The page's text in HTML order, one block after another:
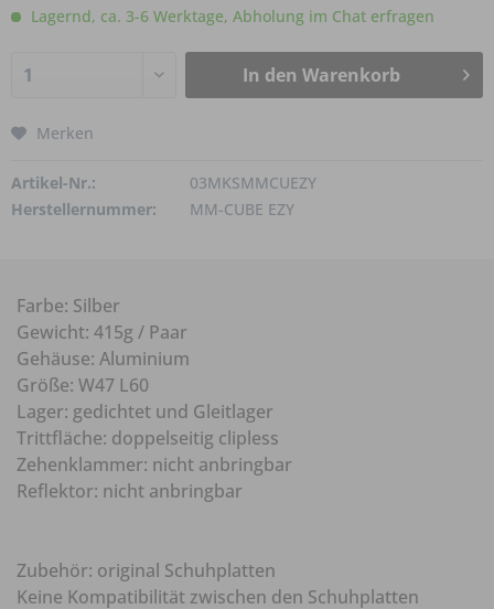
Lagernd, ca. 3-6 Werktage, Abholung im Chat erfragen
In den Warenkorb
Merken
Artikel-Nr.:
03MKSMMCUEZY
Herstellernummer:
MM-CUBE EZY
Farbe: Silber
Gewicht: 415g / Paar
Gehäuse: Aluminium
Größe: W47 L60
Lager: gedichtet und Gleitlager
Trittfläche: doppelseitig clipless
Zehenklammer: nicht anbringbar
Reflektor: nicht anbringbar
Zubehör: original Schuhplatten
Keine Kompatibilität zwischen den Schuhplatten